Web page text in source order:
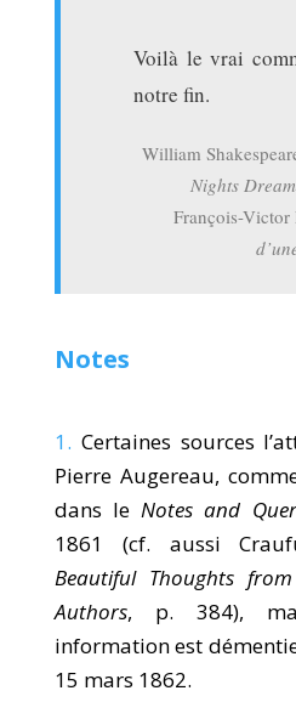
Voilà le vrai
notre fin.
William
Nights
François-
Notes
1. Certaines sources
Pierre Augereau,
dans leNotes and
1861 (cf. aussi
Beautiful Thoughts
Authors, p. 384),
information est
15 mars 1862.